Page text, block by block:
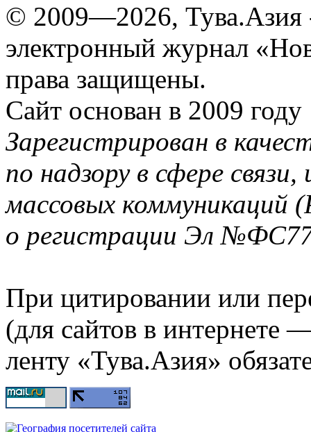
© 2009—2026, Тува.Азия
электронный журнал
права защищены.
Сайт основан в 2009 году
Зарегистрирован в
по надзору в сфере
массовых коммуникаций
о регистрации Эл
При цитировании или
(для сайтов в интернете
ленту «Тува.Азия»